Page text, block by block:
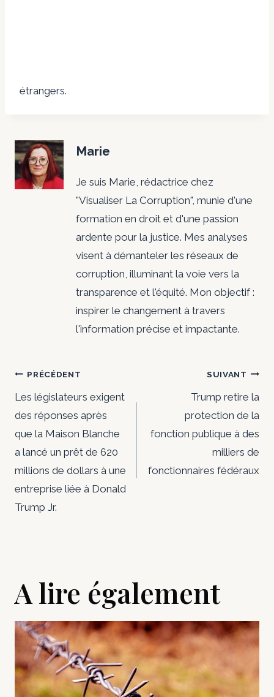
étrangers.
Marie
Je suis Marie, rédactrice chez
"Visualiser La Corruption", munie d'une
formation en droit et d'une passion
ardente pour la justice. Mes analyses
visent à démanteler les réseaux de
corruption, illuminant la voie vers la
transparence et l'équité. Mon objectif :
inspirer le changement à travers
l'information précise et impactante.
Navigation
de
l’article
PRÉCÉDENT
Les législateurs exigent
des réponses après
que la Maison Blanche
a lancé un prêt de 620
millions de dollars à une
entreprise liée à Donald
Trump Jr.
SUIVANT
Trump retire la
protection de la
fonction publique à des
milliers de
fonctionnaires fédéraux
A lire également